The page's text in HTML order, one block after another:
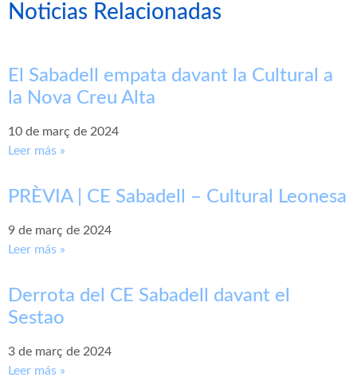
Noticias Relacionadas
El Sabadell empata davant la Cultural a
la Nova Creu Alta
10 de març de 2024
Leer más »
PRÈVIA | CE Sabadell – Cultural Leonesa
9 de març de 2024
Leer más »
Derrota del CE Sabadell davant el
Sestao
3 de març de 2024
Leer más »